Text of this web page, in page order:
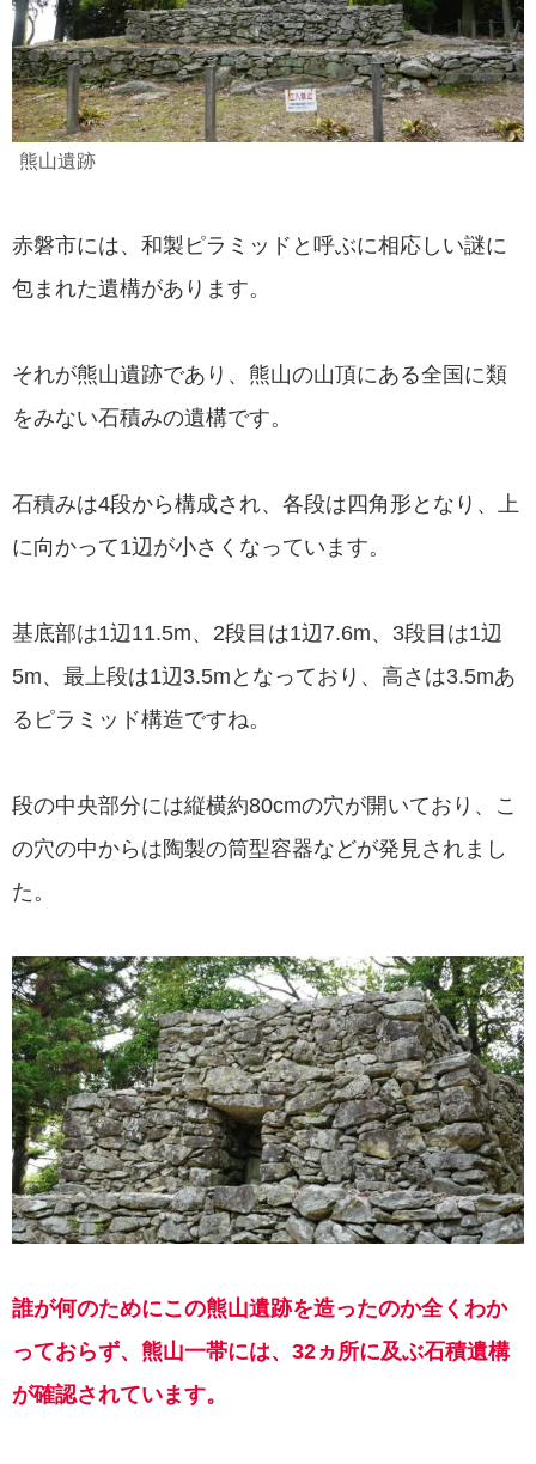
熊山遺跡
赤磐市には、和製ピラミッドと呼ぶに相応しい謎に
包まれた遺構があります。
それが熊山遺跡であり、熊山の山頂にある全国に類
をみない石積みの遺構です。
石積みは4段から構成され、各段は四角形となり、上
に向かって1辺が小さくなっています。
基底部は1辺11.5m、2段目は1辺7.6m、3段目は1辺
5m、最上段は1辺3.5mとなっており、高さは3.5mあ
るピラミッド構造ですね。
段の中央部分には縦横約80cmの穴が開いており、こ
の穴の中からは陶製の筒型容器などが発見されまし
た。
誰が何のためにこの熊山遺跡を造ったのか全くわか
っておらず、熊山一帯には、32ヵ所に及ぶ石積遺構
が確認されています。